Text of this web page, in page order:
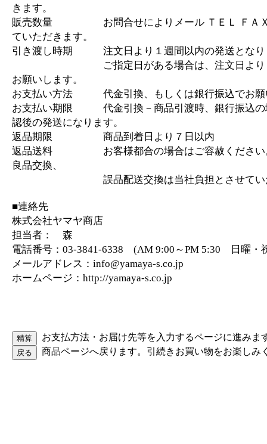
きます。
販売数量 お問合せによりメール ＴＥＬ ＦＡＸ
ていただきます。
引き渡し時期 注文日より１週間以内の発送となり
ご指定日がある場合は、注文日より１
お願いします。
お支払い方法 代金引換、もしくは銀行振込でお願
お支払い期限 代金引換－商品引渡時、銀行振込の
認後の発送になります。
返品期限 商品到着日より７日以内
返品送料 お客様都合の場合はご容赦ください
良品交換、
誤品配送交換は当社負担とさせていた
■連絡先
株式会社ヤマヤ商店
担当者： 森
電話番号：03-3841-6338 (AM 9:00～PM 5:30 日曜・
メールアドレス：info@yamaya-s.co.jp
ホームページ：http://yamaya-s.co.jp
お支払方法・お届け先等を入力するページに進みま
商品ページへ戻ります。引続きお買い物をお楽しみ